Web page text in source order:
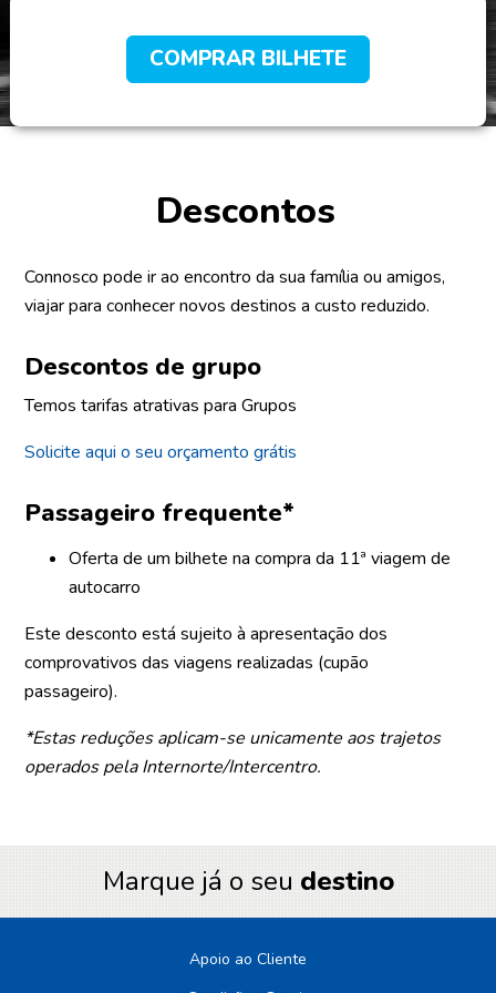
COMPRAR BILHETE
Descontos
Connosco pode ir ao encontro da sua família ou amigos,
viajar para conhecer novos destinos a custo reduzido.
Descontos de grupo
Temos tarifas atrativas para Grupos
Solicite aqui o seu orçamento grátis
Passageiro frequente*
Oferta de um bilhete na compra da 11ª viagem de
autocarro
Este desconto está sujeito à apresentação dos
comprovativos das viagens realizadas (cupão
passageiro).
*Estas reduções aplicam-se unicamente aos trajetos
operados pela Internorte/Intercentro.
Marque já o seu destino
Apoio ao Cliente